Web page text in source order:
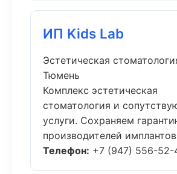
ИП Kids Lab
Эстетическая
Тюмень
Комплекс эстетическая
стоматология и
услуги. Сохраняем
производителей
Телефон: +7 (947) 556-52-